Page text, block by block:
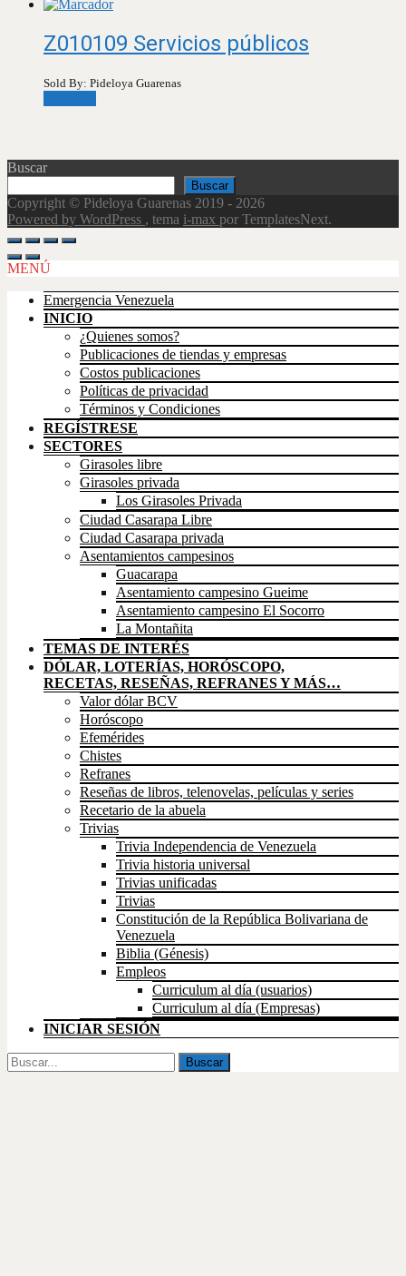
Z010109 Servicios públicos
Sold By: Pideloya Guarenas
Buscar
Buscar
Copyright © Pideloya Guarenas 2019 - 2026
Powered by WordPress , tema i-max por TemplatesNext.
Scroll
Up
MENÚ
Emergencia Venezuela
INICIO
¿Quienes somos?
Publicaciones de tiendas y empresas
Costos publicaciones
Políticas de privacidad
Términos y Condiciones
REGÍSTRESE
SECTORES
Girasoles libre
Girasoles privada
Los Girasoles Privada
Ciudad Casarapa Libre
Ciudad Casarapa privada
Asentamientos campesinos
Guacarapa
Asentamiento campesino Gueime
Asentamiento campesino El Socorro
La Montañita
TEMAS DE INTERÉS
DÓLAR, LOTERÍAS, HORÓSCOPO,
RECETAS, RESEÑAS, REFRANES Y MÁS…
Valor dólar BCV
Horóscopo
Efemérides
Chistes
Refranes
Reseñas de libros, telenovelas, películas y series
Recetario de la abuela
Trivias
Trivia Independencia de Venezuela
Trivia historia universal
Trivias unificadas
Trivias
Constitución de la República Bolivariana de
Venezuela
Biblia (Génesis)
Empleos
Curriculum al día (usuarios)
Curriculum al día (Empresas)
INICIAR SESIÓN
Buscar
por: